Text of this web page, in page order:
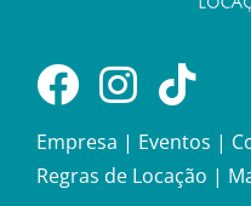
Empresa | Eventos |
Regras de Locação |